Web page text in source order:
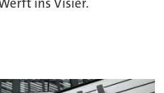
ins Visier.